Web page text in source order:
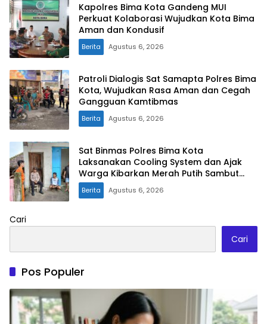
Kapolres Bima Kota Gandeng MUI
Perkuat Kolaborasi Wujudkan Kota Bima
Aman dan Kondusif
Berita Agustus 6, 2026
Patroli Dialogis Sat Samapta Polres Bima
Kota, Wujudkan Rasa Aman dan Cegah
Gangguan Kamtibmas
Berita Agustus 6, 2026
Sat Binmas Polres Bima Kota
Laksanakan Cooling System dan Ajak
Warga Kibarkan Merah Putih Sambut
HUT RI Ke-81
Berita Agustus 6, 2026
Cari
Cari
Pos Populer